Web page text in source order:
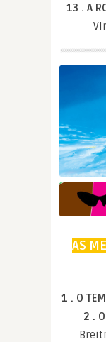
13 . A
AS
1 . O
2 .